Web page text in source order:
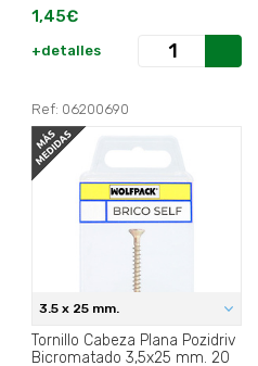
1,45€
+detalles
Ref: 06200690
3.5 x 25 mm.
Tornillo Cabeza Plana Pozidriv
Bicromatado 3,5x25 mm. 20